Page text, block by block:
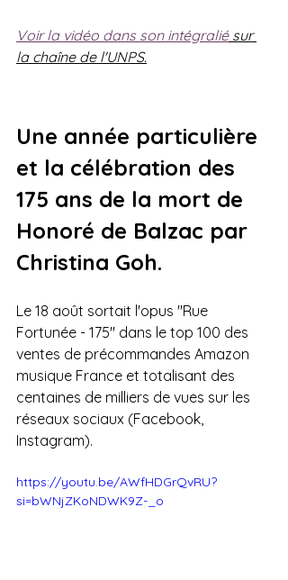
Voir la vidéo dans son intégralié sur
la chaîne de l'UNPS.
Une année particulière
et la célébration des
175 ans de la mort de
Honoré de Balzac par
Christina Goh.
Le 18 août sortait l'opus "Rue
Fortunée - 175" dans le top 100 des
ventes de précommandes Amazon
musique France et totalisant des
centaines de milliers de vues sur les
réseaux sociaux (Facebook,
Instagram).
https://youtu.be/AWfHDGrQvRU?
si=bWNjZKoNDWK9Z-_o